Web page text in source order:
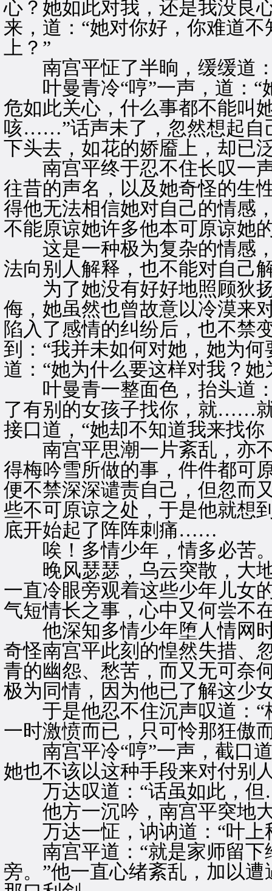
心？她如此对我，还是我没
来，道：“她对你好，你难道
上？”
南宫平怔了半晌，缓缓道：
叶曼青冷“哼”一声，道：“
危如此关心，什么事都不能
咳……”话声未了，忽然想起自
下头去，如花的娇靥上，却已
南宫平终于忍不住长叹一声
往昔的声名，以及她奇怪的生
得他无法相信她对自己的情感
不能原谅她许多他本可原谅她
这是一种极为复杂的情感，
法向别人解释，也不能对自己
为了她没有好好地照顾狄扬
侮，她虽然也曾故意以冷漠来
陷入了感情的纠纷后，也不禁
到：“我并未如何对她，她为
道：“她为什么要这样对我？
叶曼青一整面色，抬头道：
了有别的女孩子找你，就……
接口道，“她却不知道我来找
南宫平思潮一片紊乱，亦不
得梅吟雪所做的事，件件都可
便不禁深深谴责自己，但忽而
些不可原谅之处，于是他就想
底开始起了阵阵刺痛……
唉！多情少年，情多必苦
晚风瑟瑟，乌云突散，大地
一直冷眼旁观着这些少年儿女
气短情长之事，心中又何尝不
他深知多情少年堕人情网时
奇怪南宫平此刻的惶然失措、
青的幽怨、愁苦，而又无可奈
极为同情，因为他已了解这少
于是他忍不住沉声叹道：“
一时激愤而已，只可怜那狂
南宫平冷“哼”一声，截口道
她也不该以这种手段来对付别
万达叹道：“话虽如此，
他方一沉吟，南宫平突地大
万达一怔，讷讷道：“叶上
南宫平道：“就是家师留下
旁。”他一直心绪紊乱，加以